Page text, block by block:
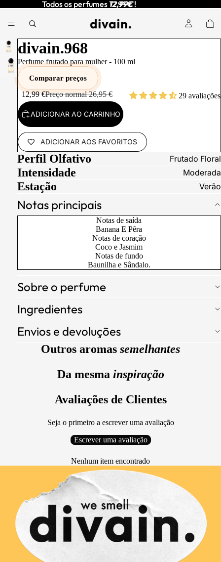
Todos os perfumes12,99€!
Todos os perfumes 12,99€ !
divain.968
Perfume frutado para mulher - 100 ml
Comparar preços
12,99 €Preço normal26,95 € 29 avaliações
ADICIONAR AO CARRINHO
ADICIONAR AOS FAVORITOS
Perfil Olfativo Frutado Floral
Intensidade Moderada
Estação Verão
Notas principais
Notas de saída
Banana E Pêra
Notas de coração
Coco e Jasmim
Notas de fundo
Baunilha e Sândalo.
Sobre o perfume
Ingredientes
Envios e devoluções
Outros aromas semelhantes
Da mesma inspiração
Avaliações de Clientes
Seja o primeiro a escrever uma avaliação
Escrever uma avaliação
Nenhum item encontrado